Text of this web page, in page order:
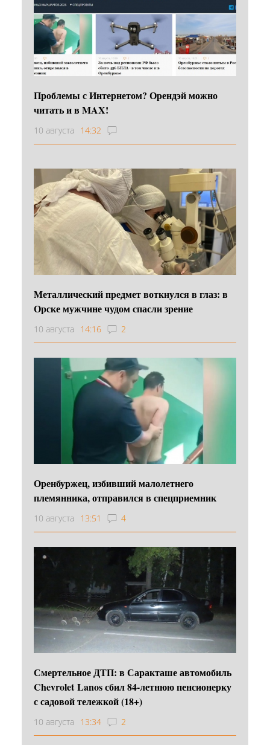
Проблемы с Интернетом? Орендэй можно
читать и в MAX!
10 августа 14:32
Металлический предмет воткнулся в глаз: в
Орске мужчине чудом спасли зрение
10 августа 14:16 2
Оренбуржец, избивший малолетнего
племянника, отправился в спецприемник
10 августа 13:51 4
Смертельное ДТП: в Саракташе автомобиль
Chevrolet Lanos сбил 84-летнюю пенсионерку
с садовой тележкой (18+)
10 августа 13:34 2